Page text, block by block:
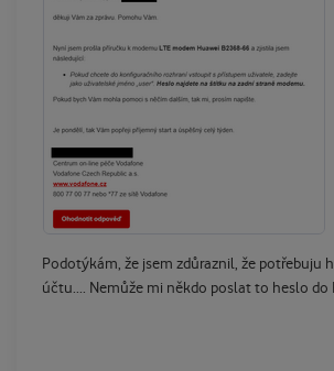
Podotýkám, že jsem zdůraznil, že potřebuju
účtu.... Nemůže mi někdo poslat to heslo do